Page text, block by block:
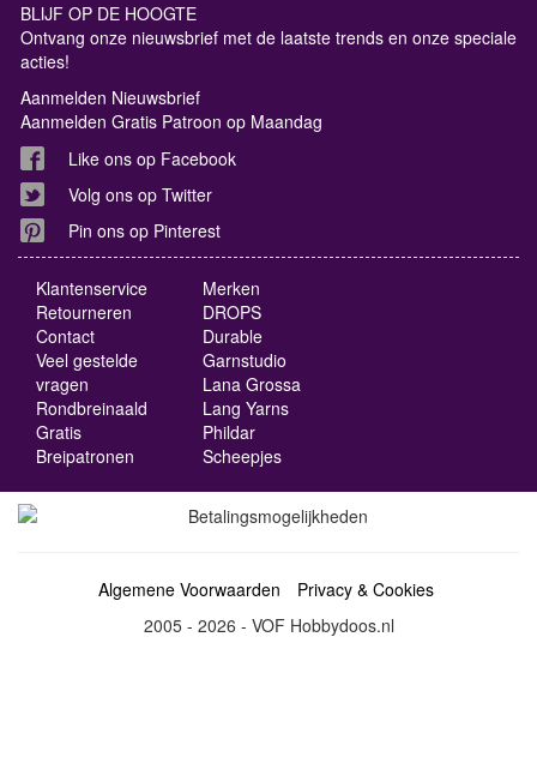
BLIJF OP DE HOOGTE
Ontvang onze nieuwsbrief met de laatste trends en onze speciale
acties!
Aanmelden Nieuwsbrief
Aanmelden Gratis Patroon op Maandag
Like ons op Facebook
Volg ons op Twitter
Pin ons op Pinterest
Klantenservice
Retourneren
Contact
Veel gestelde
vragen
Rondbreinaald
Gratis
Breipatronen
Merken
DROPS
Durable
Garnstudio
Lana Grossa
Lang Yarns
Phildar
Scheepjes
Algemene Voorwaarden
Privacy & Cookies
2005 - 2026 - VOF Hobbydoos.nl